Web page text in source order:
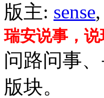
版主: sense,
瑞安说事，说
问路问事
版块。